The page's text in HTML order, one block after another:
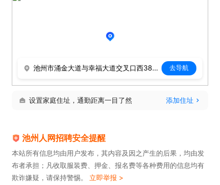
池州市涌金大道与幸福大道交叉口西380米 去导航
设置家庭住址，通勤距离一目了然 添加住址
池州人网招聘安全提醒
本站所有信息均由用户发布，其内容及因之产生的后果，均由发
布者承担；凡收取服装费、押金、报名费等各种费用的信息均有
欺诈嫌疑，请保持警惕。 立即举报 >